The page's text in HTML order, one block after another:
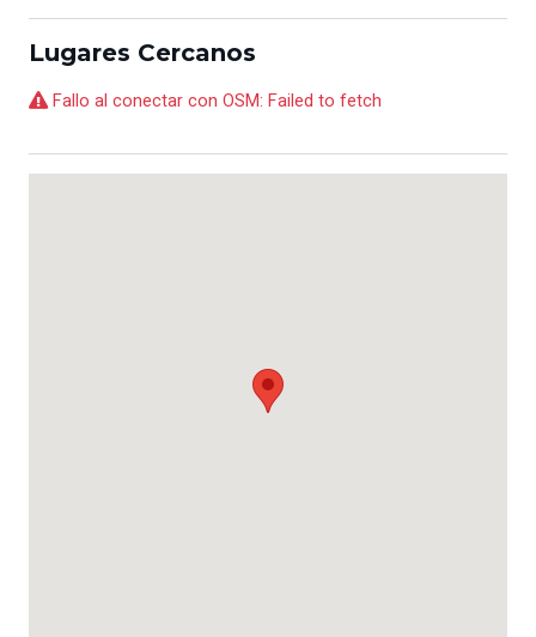
Lugares Cercanos
Fallo al conectar con OSM: Failed to fetch